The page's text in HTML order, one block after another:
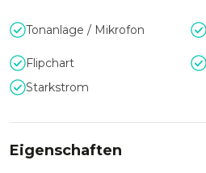
Tonanlage / Mikrofon
Flipchart
Starkstrom
Eigenschaften